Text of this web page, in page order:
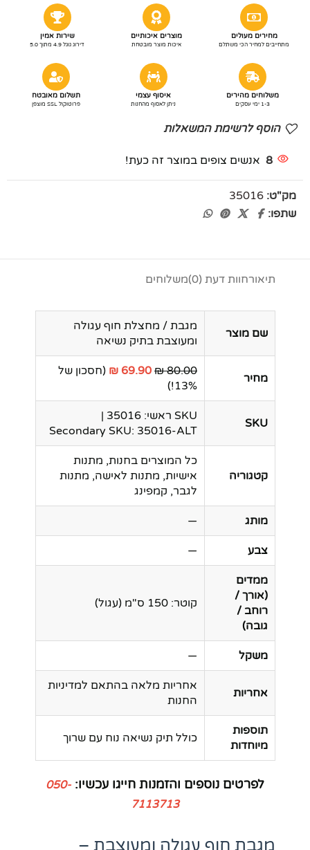
מחירים מעולים
מתחייבים למחיר הכי משתלם
מוצרים איכותיים
איכות מוצר מובטחת
שירות אמין
דירוג גוגל 4.9 מתוך 5.0
משלוחים מהירים
1-3 ימי עסקים
איסוף עצמי
ניתן לאסוף מהחנות
תשלום מאובטח
פרוטוקול SSL מוצפן
הוסף לרשימת המשאלות
8 אנשים צופים במוצר זה כעת!
מק"ט: 35016
שתפו:
תיאורחוות דעת (0) משלוחים
שם מוצר
מגבת / מחצלת חוף עגולה
ומעוצבת בתיק נשיאה
מחיר
80.00 ₪
69.90 ₪
(חסכון של
13%!)
SKU
SKU ראשי: 35016 |
Secondary SKU: 35016-ALT
קטגוריה
כל המוצרים בחנות, מתנות
אישיות, מתנות לאישה, מתנות
לגבר, קמפינג
מותג —
צבע —
ממדים
(אורך /
רוחב /
גובה)
קוטר: 150 ס"מ (עגול)
משקל —
אחריות
אחריות מלאה בהתאם למדיניות
החנות
תוספות
מיוחדות
כולל תיק נשיאה נוח עם שרוך
לפרטים נוספים והזמנות חייגו עכשיו: 050-
7113713
מגבת חוף עגולה ומעוצבת –